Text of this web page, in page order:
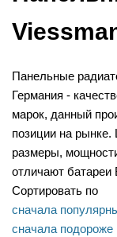
Панельные
Германия -
марок, данный
позиции на
размеры,
отличают батареи
Сортировать по
сначала
сначала подороже